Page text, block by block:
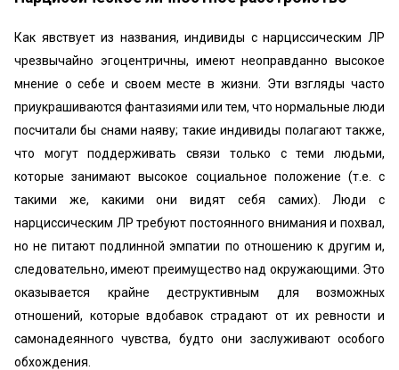
Как явствует из названия, индивиды с нарциссическим ЛР
чрезвычайно эгоцентричны, имеют неоправданно высокое
мнение о себе и своем месте в жизни. Эти взгляды часто
приукрашиваются фантазиями или тем, что нормальные люди
посчитали бы снами наяву; такие индивиды полагают также,
что могут поддерживать связи только с теми людьми,
которые занимают высокое социальное положение (т.е. с
такими же, какими они видят себя самих). Люди с
нарциссическим ЛР требуют постоянного внимания и похвал,
но не питают подлинной эмпатии по отношению к другим и,
следовательно, имеют преимущество над окружающими. Это
оказывается крайне деструктивным для возможных
отношений, которые вдобавок страдают от их ревности и
самонадеянного чувства, будто они заслуживают особого
обхождения.